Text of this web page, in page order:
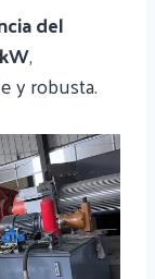
del
,
y robusta.